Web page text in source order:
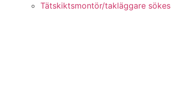
Tätskiktsmontör/takläggare sökes